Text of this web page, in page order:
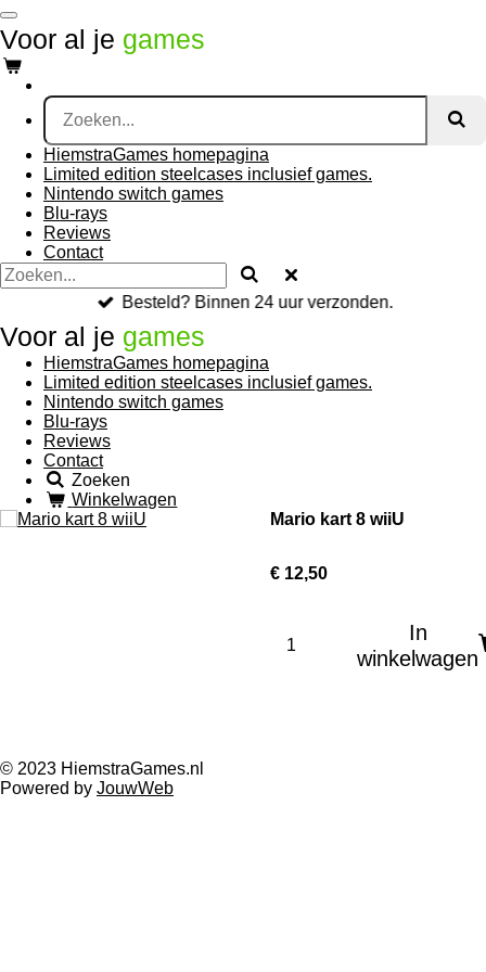
Ga
direct
naar
de
hoofdinhoud
Voor al je games
HiemstraGames homepagina
Limited edition steelcases inclusief games.
Nintendo switch games
Blu-rays
Reviews
Contact
Besteld? Binnen 24 uur verzonden.
Voor al je games
HiemstraGames homepagina
Limited edition steelcases inclusief games.
Nintendo switch games
Blu-rays
Reviews
Contact
Zoeken
Winkelwagen
Mario kart 8 wiiU
€ 12,50
In
winkelwagen
© 2023 HiemstraGames.nl
Powered by JouwWeb